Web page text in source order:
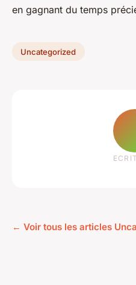
en gagnant du temps
Uncategorized
← Voir tous les articles